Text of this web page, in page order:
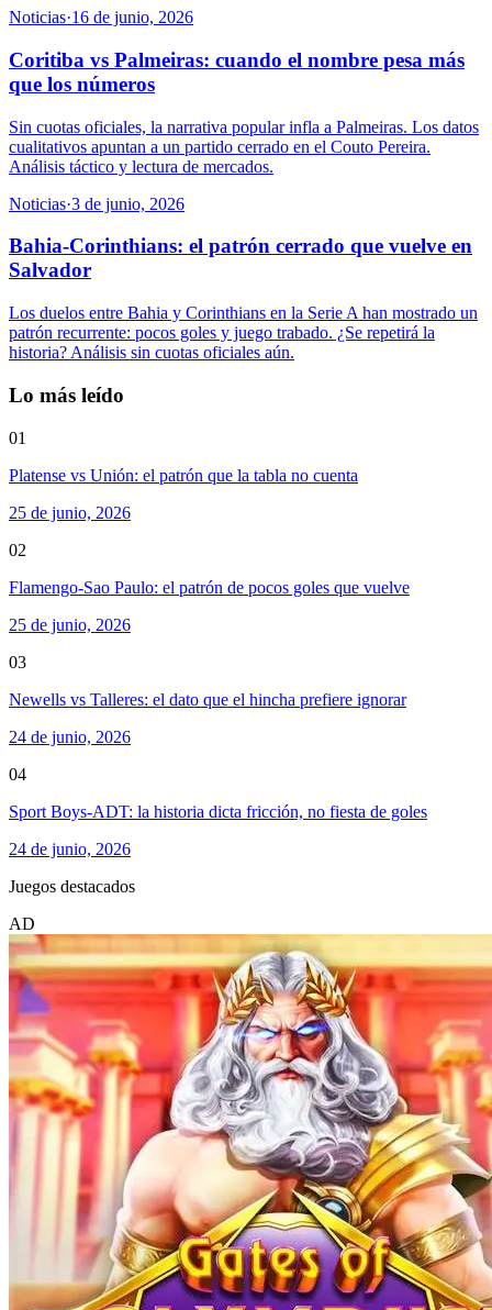
Noticias·16 de junio, 2026
Coritiba vs Palmeiras: cuando el nombre pesa más
que los números
Sin cuotas oficiales, la narrativa popular infla a Palmeiras. Los datos
cualitativos apuntan a un partido cerrado en el Couto Pereira.
Análisis táctico y lectura de mercados.
Noticias·3 de junio, 2026
Bahia-Corinthians: el patrón cerrado que vuelve en
Salvador
Los duelos entre Bahia y Corinthians en la Serie A han mostrado un
patrón recurrente: pocos goles y juego trabado. ¿Se repetirá la
historia? Análisis sin cuotas oficiales aún.
Lo más leído
01
Platense vs Unión: el patrón que la tabla no cuenta
25 de junio, 2026
02
Flamengo-Sao Paulo: el patrón de pocos goles que vuelve
25 de junio, 2026
03
Newells vs Talleres: el dato que el hincha prefiere ignorar
24 de junio, 2026
04
Sport Boys-ADT: la historia dicta fricción, no fiesta de goles
24 de junio, 2026
Juegos destacados
AD